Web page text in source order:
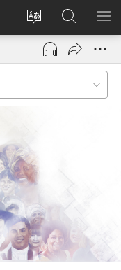
Ganti
basa
situs
Mlebu
(opens
window)
Golèk
JW.ORG